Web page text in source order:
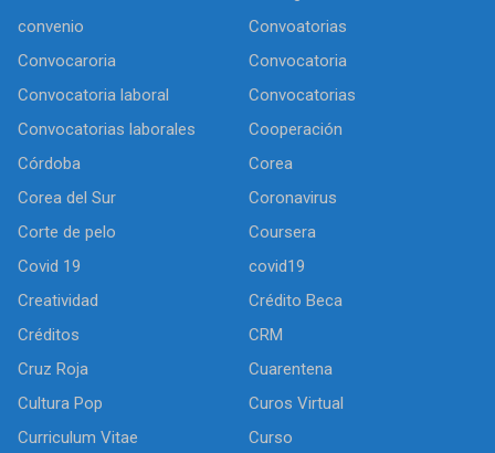
convenio
Convoatorias
Convocaroria
Convocatoria
Convocatoria laboral
Convocatorias
Convocatorias laborales
Cooperación
Córdoba
Corea
Corea del Sur
Coronavirus
Corte de pelo
Coursera
Covid 19
covid19
Creatividad
Crédito Beca
Créditos
CRM
Cruz Roja
Cuarentena
Cultura Pop
Curos Virtual
Curriculum Vitae
Curso